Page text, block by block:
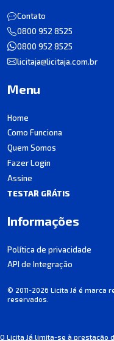
O Licita Já limita-se à prestação
Contato
0800 952 8525
0800 952 8525
licitaja@licitaja.com.br
Menu
Home
Como Funciona
Quem Somos
Fazer Login
Assine
TESTAR GRÁTIS
Informações
Política de privacidade
API de Integração
© 2011-2026 Licita Já é marca
reservados.